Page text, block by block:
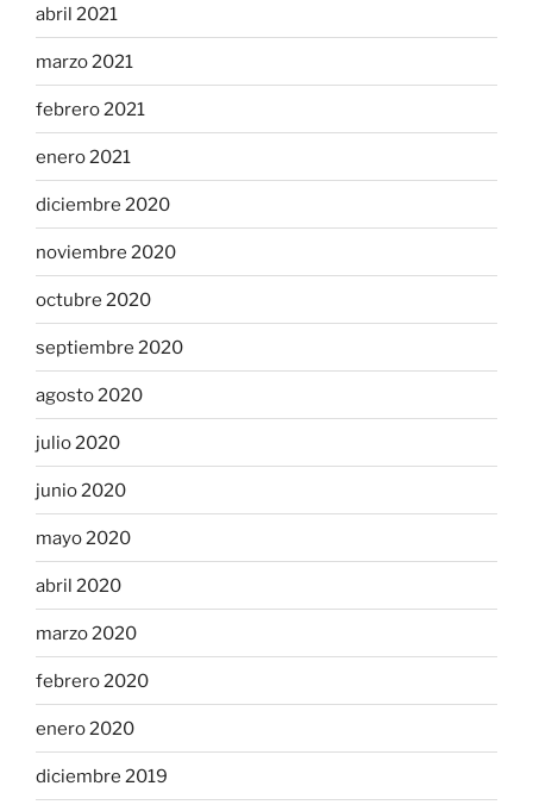
abril 2021
marzo 2021
febrero 2021
enero 2021
diciembre 2020
noviembre 2020
octubre 2020
septiembre 2020
agosto 2020
julio 2020
junio 2020
mayo 2020
abril 2020
marzo 2020
febrero 2020
enero 2020
diciembre 2019